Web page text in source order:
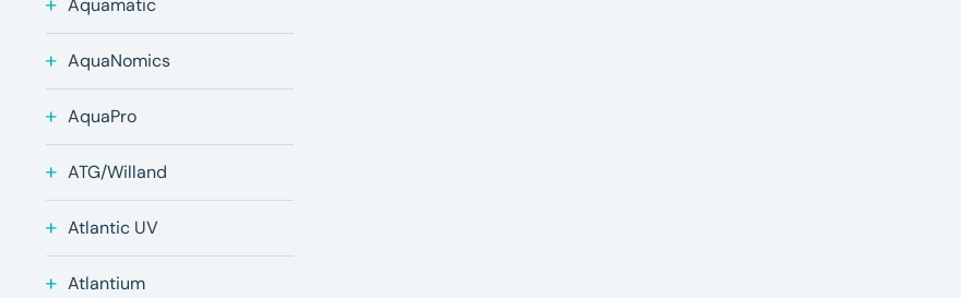
Aquamatic
AquaNomics
AquaPro
ATG/Willand
Atlantic UV
Atlantium